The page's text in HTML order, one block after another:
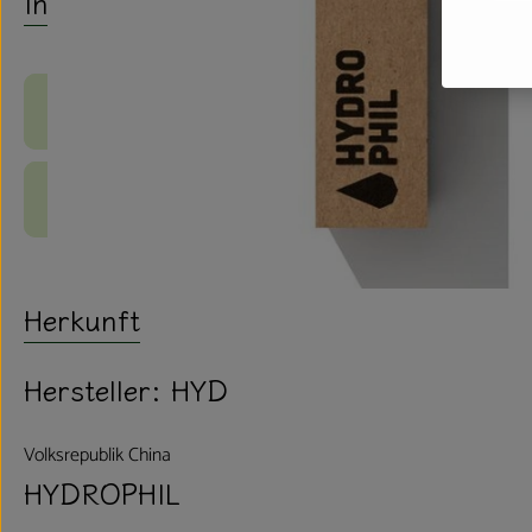
Herkunft
Hersteller: HYD
Volksrepublik China
HYDROPHIL